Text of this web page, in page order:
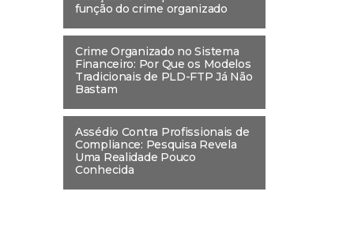
função do crime organizado
Crime Organizado no Sistema
Financeiro: Por Que os Modelos
Tradicionais de PLD-FTP Já Não
Bastam
Assédio Contra Profissionais de
Compliance: Pesquisa Revela
Uma Realidade Pouco
Conhecida